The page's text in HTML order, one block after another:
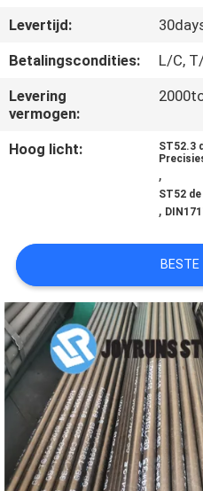
VERZOEK
OM
EEN
CITAAT
PRIVACYBELEID
Levertijd:
Betalingscondities:
L/C,
Levering
vermogen:
Hoog licht:
ST52.3
,
ST52
,